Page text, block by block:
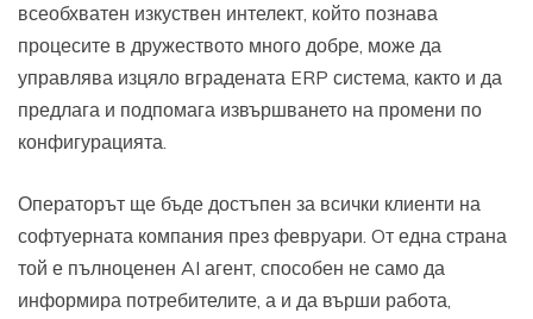
всеобхватен изкуствен интелект, който познава
процесите в дружеството много добре, може да
управлява изцяло вградената ERP система, както и да
предлага и подпомага извършването на промени по
конфигурацията.
Операторът ще бъде достъпен за всички клиенти на
софтуерната компания през февруари. Oт една страна
той е пълноценен AI агент, способен не само да
информира потребителите, а и да върши работа,